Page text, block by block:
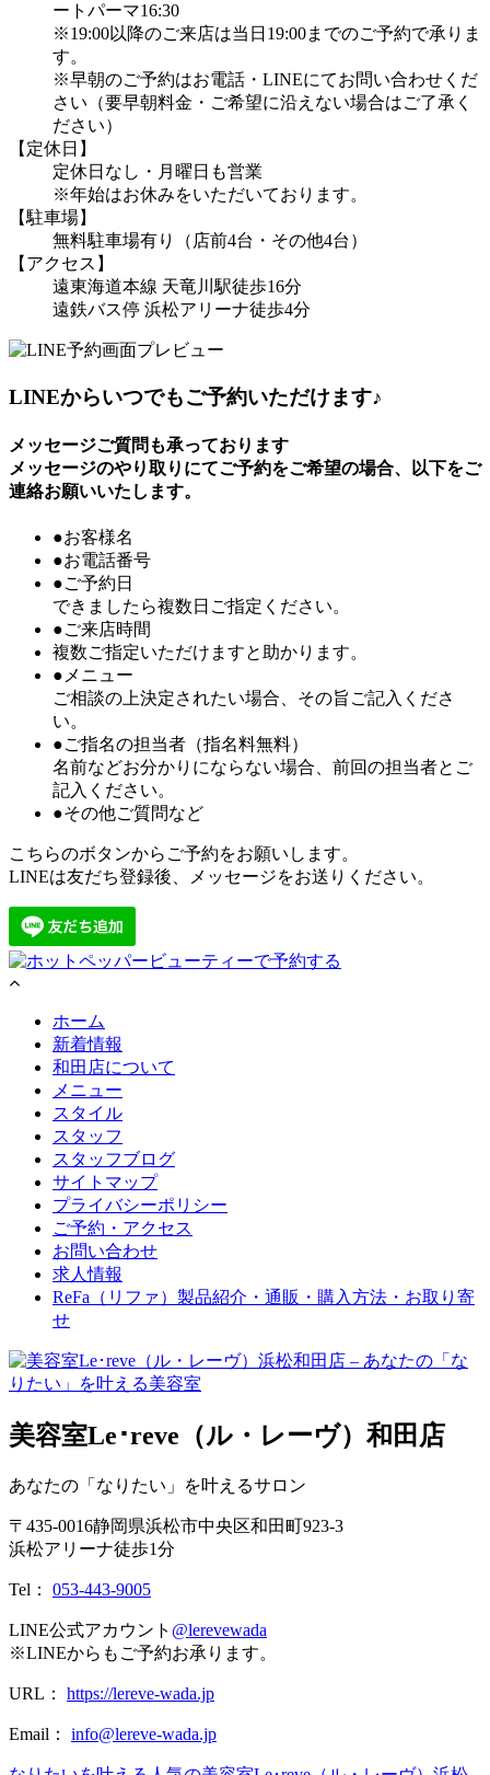
ートパーマ16:30
※19:00以降のご来店は当日19:00までのご予約で承りま
す。
※早朝のご予約はお電話・LINEにてお問い合わせくだ
さい（要早朝料金・ご希望に沿えない場合はご了承く
ださい）
【定休日】
定休日なし・月曜日も営業
※年始はお休みをいただいております。
【駐車場】
無料駐車場有り（店前4台・その他4台）
【アクセス】
遠東海道本線 天竜川駅徒歩16分
遠鉄バス停 浜松アリーナ徒歩4分
LINEからいつでもご予約いただけます♪
メッセージご質問も承っております
メッセージのやり取りにてご予約をご希望の場合、以下をご
連絡お願いいたします。
●お客様名
●お電話番号
●ご予約日
できましたら複数日ご指定ください。
●ご来店時間
複数ご指定いただけますと助かります。
●メニュー
ご相談の上決定されたい場合、その旨ご記入くださ
い。
●ご指名の担当者（指名料無料）
名前などお分かりにならない場合、前回の担当者とご
記入ください。
●その他ご質問など
こちらのボタンからご予約をお願いします。
LINEは友だち登録後、メッセージをお送りください。
ホーム
新着情報
和田店について
メニュー
スタイル
スタッフ
スタッフブログ
サイトマップ
プライバシーポリシー
ご予約・アクセス
お問い合わせ
求人情報
ReFa（リファ）製品紹介・通販・購入方法・お取り寄
せ
美容室Le･reve（ル・レーヴ）和田店
あなたの「なりたい」を叶えるサロン
〒 435-0016静岡県浜松市中央区和田町923-3
浜松アリーナ徒歩1分
Tel： 053-443-9005
LINE公式アカウント @lerevewada
※LINEからもご予約お承ります。
URL： https://lereve-wada.jp
Email： info@lereve-wada.jp